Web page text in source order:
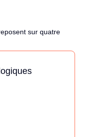
sur quatre